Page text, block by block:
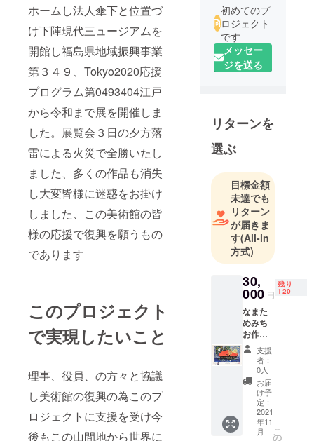
ホームし法人傘下と位置づ
け下陣現代三ュージアムを
開館し福島県地域振興事業
第３４９、Tokyo2020応援
プログラム第0493404江戸
から令和まで展を開催しま
した。展覧会３日の夕方落
雷による火災で全勝いたし
ました、多くの作品も消失
し大変皆様に迷惑をお掛け
しました、この美術館の皆
様の応援で復興を願うもの
であります
このプロジェクト
で実現したいこと
理事、役員、の方々と協議
し美術館の復興の為このプ
ロジェクトに支援を受け今
後もこの山間地から世界に
初めてのプ
ロジェクト
です
メッセー
ジを送る
リターンを
選ぶ
目標金額
未達でも
リターン
が届きま
す(All-in
方式)
30,
000 円
残り
120
なまた
めみち
お作
品 幸
福の赤
い屋
根 版
画シル
クスク
リーン
（東京
オリン
支援
者：
0人
お届
け予
定：
2021
年11
月
こ
の